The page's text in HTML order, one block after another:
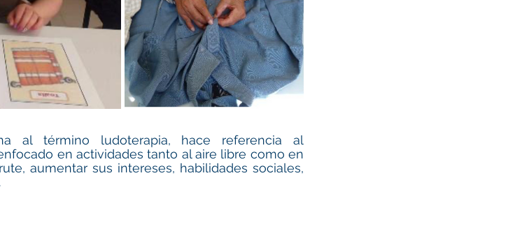
al término ludoterapia, hace referencia al
en actividades tanto al aire libre como en
aumentar sus intereses, habilidades sociales,